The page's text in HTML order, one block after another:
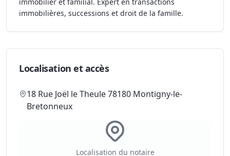
immobilières, successions et droit de la famille.
Localisation et accès
18 Rue Joël le Theule 78180 Montigny-le-
Bretonneux
Localisation du notaire